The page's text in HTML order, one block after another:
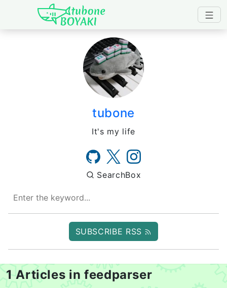
Japanese IT Developer's
tubone
It's my life
SearchBox
SUBSCRIBE RSS
1 Articles in feedparser